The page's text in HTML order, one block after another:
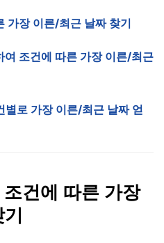
가장 이른/최근 날짜 찾기
조건에 따른 가장 이른/최근
로 가장 이른/최근 날짜 얻
건에 따른 가장